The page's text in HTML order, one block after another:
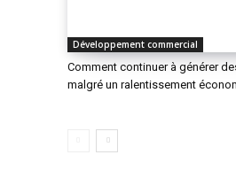
Développement commercial
Comment continuer à générer
malgré un ralentissement